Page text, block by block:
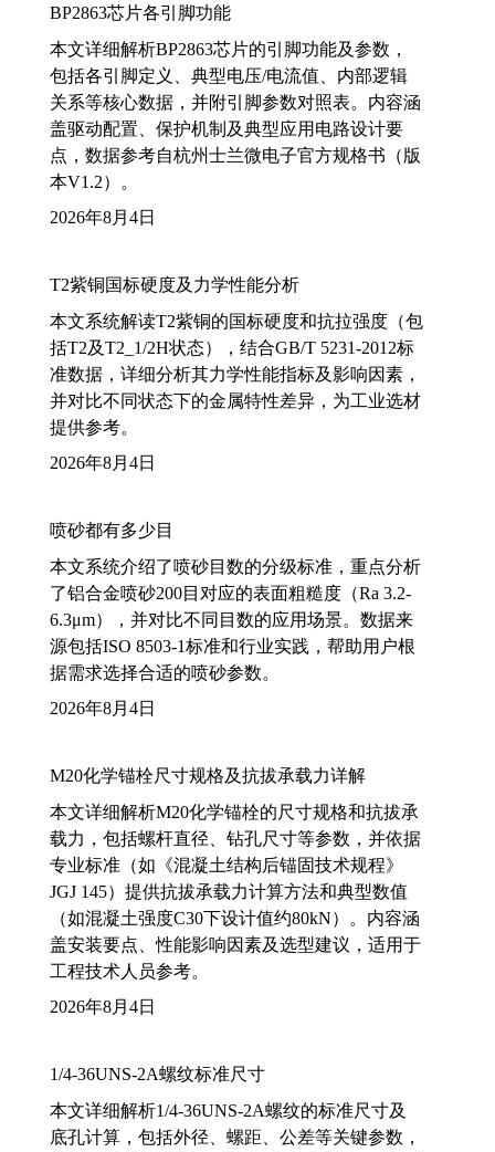
BP2863芯片各引脚功能
本文详细解析BP2863芯片的引脚功能及参数，
包括各引脚定义、典型电压/电流值、内部逻辑
关系等核心数据，并附引脚参数对照表。内容涵
盖驱动配置、保护机制及典型应用电路设计要
点，数据参考自杭州士兰微电子官方规格书（版
本V1.2）。
2026年8月4日
T2紫铜国标硬度及力学性能分析
本文系统解读T2紫铜的国标硬度和抗拉强度（包
括T2及T2_1/2H状态），结合GB/T 5231-2012标
准数据，详细分析其力学性能指标及影响因素，
并对比不同状态下的金属特性差异，为工业选材
提供参考。
2026年8月4日
喷砂都有多少目
本文系统介绍了喷砂目数的分级标准，重点分析
了铝合金喷砂200目对应的表面粗糙度（Ra 3.2-
6.3μm），并对比不同目数的应用场景。数据来
源包括ISO 8503-1标准和行业实践，帮助用户根
据需求选择合适的喷砂参数。
2026年8月4日
M20化学锚栓尺寸规格及抗拔承载力详解
本文详细解析M20化学锚栓的尺寸规格和抗拔承
载力，包括螺杆直径、钻孔尺寸等参数，并依据
专业标准（如《混凝土结构后锚固技术规程》
JGJ 145）提供抗拔承载力计算方法和典型数值
（如混凝土强度C30下设计值约80kN）。内容涵
盖安装要点、性能影响因素及选型建议，适用于
工程技术人员参考。
2026年8月4日
1/4-36UNS-2A螺纹标准尺寸
本文详细解析1/4-36UNS-2A螺纹的标准尺寸及
底孔计算，包括外径、螺距、公差等关键参数，